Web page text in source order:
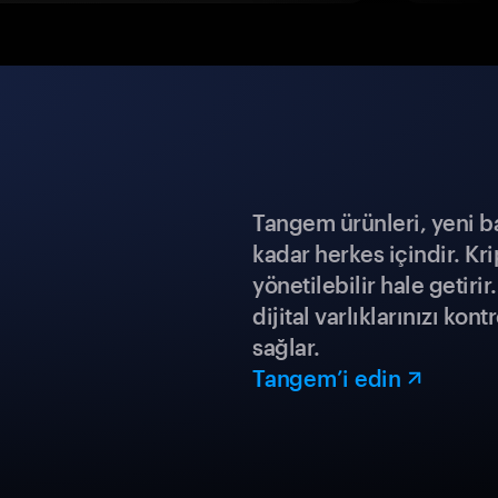
Tangem ürünleri, yeni
kadar herkes içindir.
yönetilebilir hale
dijital varlıklarınızı
sağlar.
Tangem’i edin